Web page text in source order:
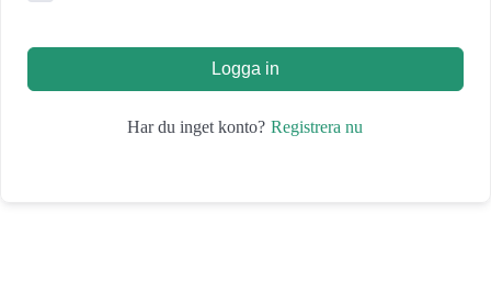
Logga in
Har du inget konto? Registrera nu